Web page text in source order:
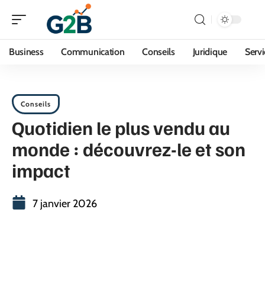
Business Communication Conseils Juridique
Conseils
Quotidien le plus vendu au
monde : découvrez-le et son
impact
7 janvier 2026